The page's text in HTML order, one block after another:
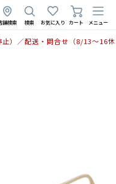
舗検索 検索 お気に入り カート メニュー
）／配送・問合せ（8/13〜16休